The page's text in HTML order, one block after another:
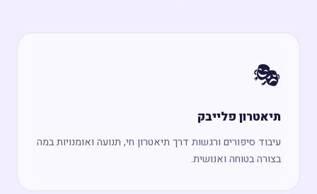
🎭
תיאטרון פלייבק
עיבוד סיפורים ורגשות דרך תיאטרון חי, תנועה ואומנויות במה
בצורה בטוחה ואנושית.